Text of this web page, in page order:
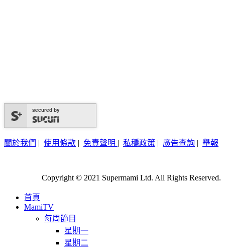
secured by
關於我們 | 使用條款 | 免責聲明 | 私穩政策 | 廣告查詢 | 舉報
Copyright © 2021 Supermami Ltd. All Rights Reserved.
首頁
MamiTV
每周節目
星期一
星期二